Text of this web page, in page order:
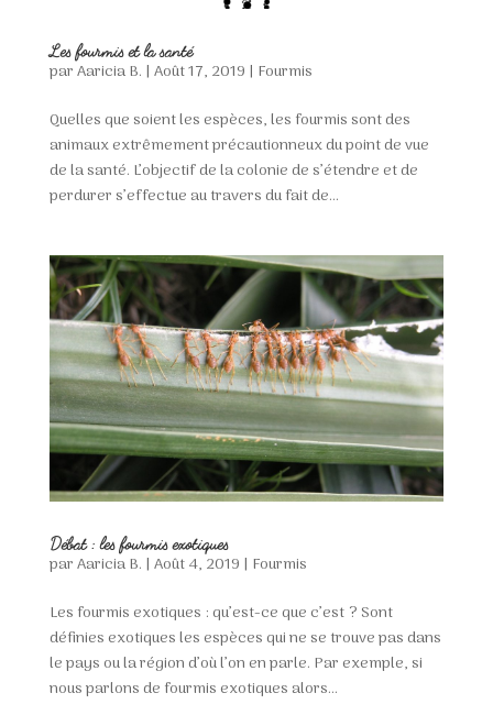
Les fourmis et la santé
parAaricia B. | Août 17, 2019 | Fourmis
Quelles que soient les espèces, les fourmis sont des
animaux extrêmement précautionneux du point de vue
de la santé. L’objectif de la colonie de s’étendre et de
perdurer s’effectue au travers du fait de...
Débat : les fourmis exotiques
parAaricia B. | Août 4, 2019 | Fourmis
Les fourmis exotiques : qu’est-ce que c’est ? Sont
définies exotiques les espèces qui ne se trouve pas dans
le pays ou la région d’où l’on en parle. Par exemple, si
nous parlons de fourmis exotiques alors...